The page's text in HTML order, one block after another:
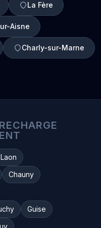
La Fère
Aisne
Charly-sur-Marne
Laon
Chauny
Guise